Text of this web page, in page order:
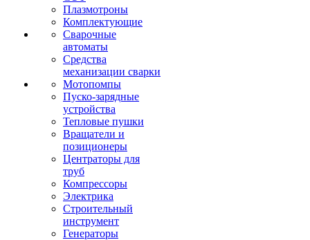
Плазмотроны
Комплектующие
Сварочные
автоматы
Средства
механизации сварки
Мотопомпы
Пуско-зарядные
устройства
Тепловые пушки
Вращатели и
позиционеры
Центраторы для
труб
Компрессоры
Электрика
Строительный
инструмент
Генераторы